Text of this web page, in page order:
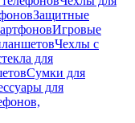
Защитные
Игровые
Чехлы с
для
Сумки для
для